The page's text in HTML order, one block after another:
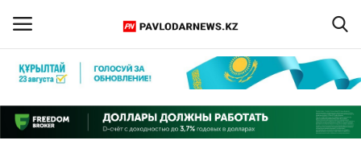
Регистрация
Главная